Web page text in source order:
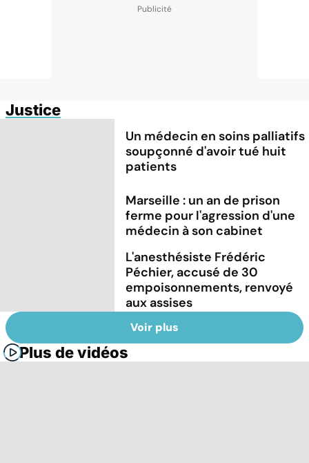
Justice
Un médecin en soins palliatifs
soupçonné d'avoir tué huit
patients
Marseille : un an de prison
ferme pour l'agression d'une
médecin à son cabinet
L'anesthésiste Frédéric
Péchier, accusé de 30
empoisonnements, renvoyé
aux assises
Voir plus
Plus de vidéos